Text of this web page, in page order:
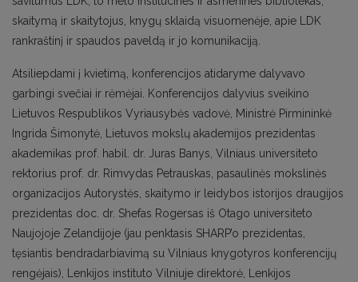
skaitymą ir skaitytojus, knygų sklaidą visuomenėje, apie LDK
rankraštinį ir spaudos paveldą ir jo komunikaciją.
Atsiliepdami į kvietimą, konferencijos atidaryme dalyvavo
garbingi svečiai ir rėmėjai. Konferencijos dalyvius sveikino
Lietuvos Respublikos Vyriausybės vadovė, Ministrė Pirmininkė
Ingrida Šimonytė, Lietuvos mokslų akademijos prezidentas
akademikas prof. habil. dr. Juras Banys, Vilniaus universiteto
rektorius prof. dr. Rimvydas Petrauskas, pasaulinės mokslinės
organizacijos Autorystės, skaitymo ir leidybos istorijos draugijos
prezidentas doc. dr. Shefas Rogersas iš Otago universiteto
Naujojoje Zelandijoje (jau penktasis SHARP’o prezidentas,
tęsiantis bendradarbiavimą su Vilniaus knygotyros konferencijų
rengėjais), Lenkijos instituto Vilniuje direktorė, Lenkijos